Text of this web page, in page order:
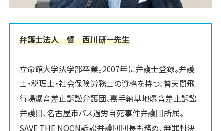
弁護士法人 響 西川研一先生
立命館大学法学部卒業。2007年に弁護士登録。弁護
士・税理士・社会保険労務士の資格を持つ。普天間飛
行場爆音差止訴訟弁護団、嘉手納基地爆音差止訴訟
弁護団、名古屋市バス過労自死事件弁護団所属。
SAVE THE NOON訴訟弁護団団長も務め、無罪判決